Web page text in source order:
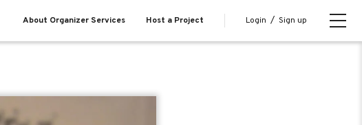
About Organizer Services Host a Project Login / Sign up